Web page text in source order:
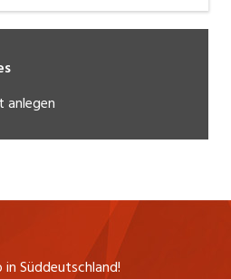
anlegen
Süddeutschland!